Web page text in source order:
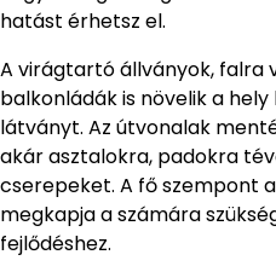
hatást érhetsz el.
A virágtartó állványok, falra
balkonládák is növelik a
látványt. Az útvonalak
akár asztalokra, padokra
cserepeket. A fő szempont
megkapja a számára
fejlődéshez.